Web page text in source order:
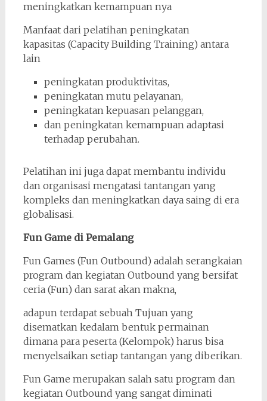
meningkatkan kemampuan nya
Manfaat dari pelatihan peningkatan
kapasitas (Capacity Building Training) antara
lain
peningkatan produktivitas,
peningkatan mutu pelayanan,
peningkatan kepuasan pelanggan,
dan peningkatan kemampuan adaptasi
terhadap perubahan.
Pelatihan ini juga dapat membantu individu
dan organisasi mengatasi tantangan yang
kompleks dan meningkatkan daya saing di era
globalisasi.
Fun Game di Pemalang
Fun Games (Fun Outbound) adalah serangkaian
program dan kegiatan Outbound yang bersifat
ceria (Fun) dan sarat akan makna,
adapun terdapat sebuah Tujuan yang
disematkan kedalam bentuk permainan
dimana para peserta (Kelompok) harus bisa
menyelsaikan setiap tantangan yang diberikan.
Fun Game merupakan salah satu program dan
kegiatan Outbound yang sangat diminati